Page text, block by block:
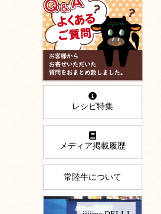
レシピ特集
メディア掲載履歴
常陸牛について